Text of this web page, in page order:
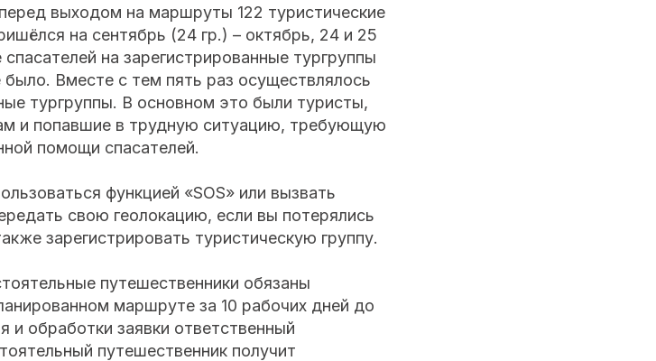
выходом на маршруты 122 туристические
на сентябрь (24 гр.) – октябрь, 24 и 25
на зарегистрированные тургруппы
Вместе с тем пять раз осуществлялось
тургруппы. В основном это были туристы,
и попавшие в трудную ситуацию, требующую
помощи спасателей.
функцией «SOS» или вызвать
свою геолокацию, если вы потерялись
зарегистрировать туристическую группу.
путешественники обязаны
маршруте за 10 рабочих дней до
обработки заявки ответственный
путешественник получит